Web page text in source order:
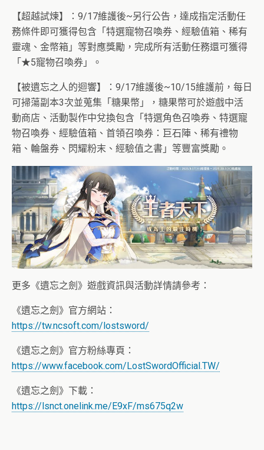
【超越試煉】：9/17維護後~另行公告，達成指定活動任
務條件即可獲得包含「特選寵物召喚券、經驗值箱、稀有
靈魂、金幣箱」等對應獎勵，完成所有活動任務還可獲得
「★5寵物召喚券」。
【被遺忘之人的迴響】：9/17維護後~10/15維護前，每日
可掃蕩副本3次並蒐集「糖果幣」，糖果幣可於遊戲中活
動商店、活動製作中兌換包含「特選角色召喚券、特選寵
物召喚券、經驗值箱、首領召喚券：巨石陣、稀有禮物
箱、輪盤券、閃耀粉末、經驗值之書」等豐富獎勵。
更多《遺忘之劍》遊戲資訊與活動詳情請參考：
《遺忘之劍》官方網站：
https://tw.ncsoft.com/lostsword/
《遺忘之劍》官方粉絲專頁：
https://www.facebook.com/LostSwordOfficial.TW/
《遺忘之劍》下載：
https://lsnct.onelink.me/E9xF/ms675q2w